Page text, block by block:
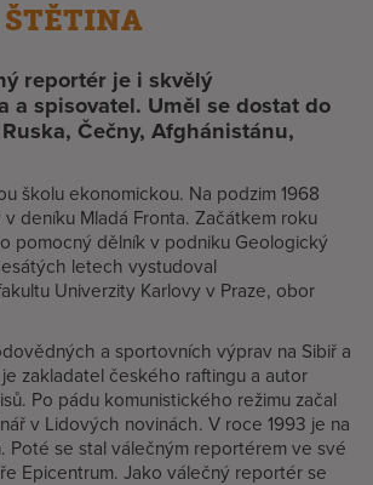
reportér je i skvělý
a spisovatel. Uměl se dostat do
Čečny, Afghánistánu,
školu ekonomickou. Na podzim 1968
deníku Mladá Fronta. Začátkem roku
pomocný dělník v podniku Geologický
letech vystudoval
Univerzity Karlovy v Praze, obor
a sportovních výprav na Sibiř a
zakladatel českého raftingu a autor
Po pádu komunistického režimu začal
v Lidových novinách. V roce 1993 je na
Poté se stal válečným reportérem ve své
Epicentrum. Jako válečný reportér se